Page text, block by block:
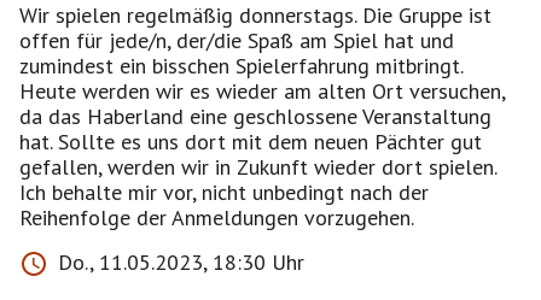
Wir spielen regelmäßig donnerstags. Die Gruppe ist
offen für jede/n, der/die Spaß am Spiel hat und
zumindest ein bisschen Spielerfahrung mitbringt.
Heute werden wir es wieder am alten Ort versuchen,
da das Haberland eine geschlossene Veranstaltung
hat. Sollte es uns dort mit dem neuen Pächter gut
gefallen, werden wir in Zukunft wieder dort spielen.
Ich behalte mir vor, nicht unbedingt nach der
Reihenfolge der Anmeldungen vorzugehen.
Do., 11.05.2023, 18:30 Uhr